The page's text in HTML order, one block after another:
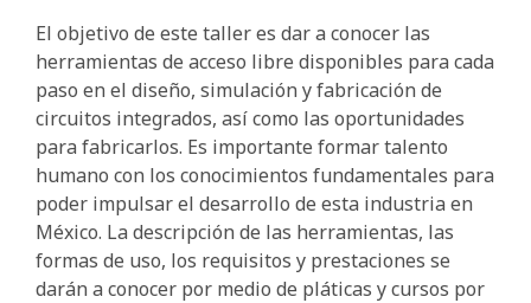
El objetivo de este taller es dar a conocer las
herramientas de acceso libre disponibles para cada
paso en el diseño, simulación y fabricación de
circuitos integrados, así como las oportunidades
para fabricarlos. Es importante formar talento
humano con los conocimientos fundamentales para
poder impulsar el desarrollo de esta industria en
México. La descripción de las herramientas, las
formas de uso, los requisitos y prestaciones se
darán a conocer por medio de pláticas y cursos por